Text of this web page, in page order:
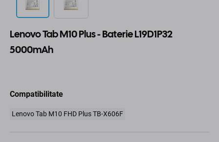
Lenovo Tab M10 Plus - Baterie L19D1P32
5000mAh
Compatibilitate
Lenovo Tab M10 FHD Plus TB-X606F